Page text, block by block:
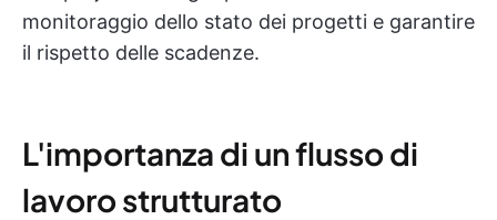
monitoraggio dello stato dei progetti e garantire
il rispetto delle scadenze.
L'importanza di un flusso di
lavoro strutturato